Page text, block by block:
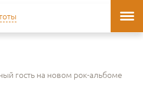
гость на новом рок-альбоме